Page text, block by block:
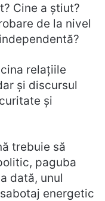
Cine a știut?
de la nivel
relațiile
și discursul
și
trebuie să
paguba
dată, unul
energetic